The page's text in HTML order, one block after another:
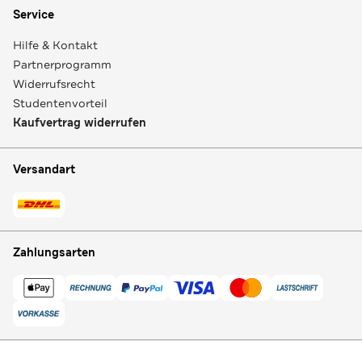
Service
Hilfe & Kontakt
Partnerprogramm
Widerrufsrecht
Studentenvorteil
Kaufvertrag widerrufen
Versandart
Zahlungsarten